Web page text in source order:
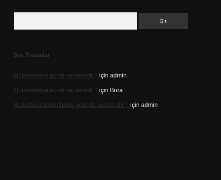
Son Yorumlar
Gümrükleme ücreti ne demek ? için admin
Gümrükleme ücreti ne demek ? için Bora
Gulyabani hangi bakış açısıyla yazılmıştır ? için admin